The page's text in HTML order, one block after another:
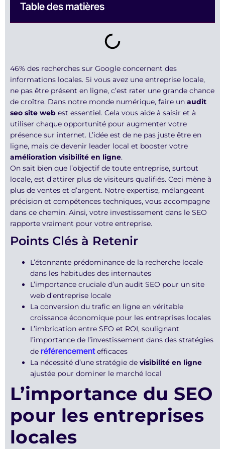
Table des matières
46% des recherches sur Google concernent des
informations locales. Si vous avez une entreprise locale,
ne pas être présent en ligne, c’est rater une grande chance
de croître. Dans notre monde numérique, faire un audit
seo site web est essentiel. Cela vous aide à saisir et à
utiliser chaque opportunité pour augmenter votre
présence sur internet. L’idée est de ne pas juste être en
ligne, mais de devenir leader local et booster votre
amélioration visibilité en ligne.
On sait bien que l’objectif de toute entreprise, surtout
locale, est d’attirer plus de visiteurs qualifiés. Ceci mène à
plus de ventes et d’argent. Notre expertise, mélangeant
précision et compétences techniques, vous accompagne
dans ce chemin. Ainsi, votre investissement dans le SEO
rapporte vraiment pour votre entreprise.
Points Clés à Retenir
L’étonnante prédominance de la recherche locale
dans les habitudes des internautes
L’importance cruciale d’un audit SEO pour un site
web d’entreprise locale
La conversion du trafic en ligne en véritable
croissance économique pour les entreprises locales
L’imbrication entre SEO et ROI, soulignant
l’importance de l’investissement dans des stratégies
de référencementefficaces
La nécessité d’une stratégie de visibilité en ligne
ajustée pour dominer le marché local
L’importance du SEO
pour les entreprises
locales